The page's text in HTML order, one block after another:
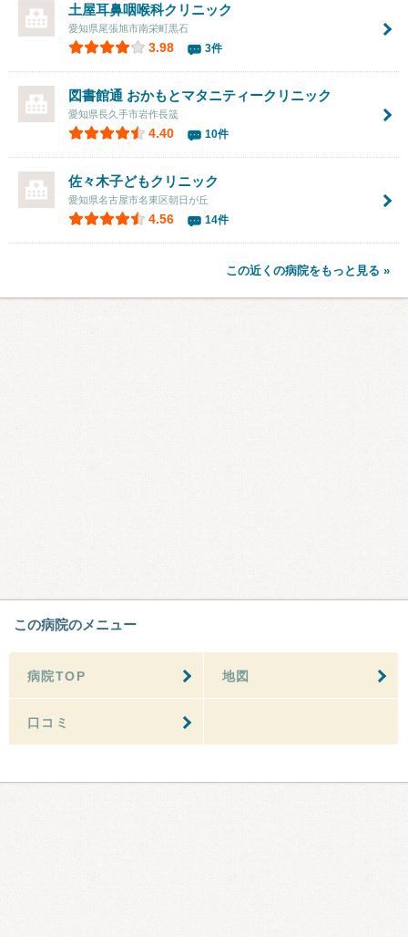
土屋耳鼻咽喉科クリニック
愛知県尾張旭市南栄町黒石
3.98 3件
図書館通 おかもとマタニティークリニック
愛知県長久手市岩作長筬
4.40 10件
佐々木子どもクリニック
愛知県名古屋市名東区朝日が丘
4.56 14件
この近くの病院をもっと見る »
この病院のメニュー
病院TOP 地図
口コミ